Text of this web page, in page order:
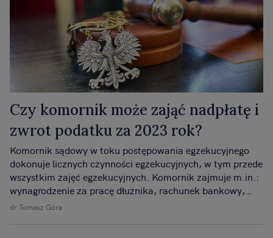
Czy komornik może zająć nadpłatę i
zwrot podatku za 2023 rok?
dr Tomasz Góra
Komornik sądowy w toku postępowania egzekucyjnego
dokonuje licznych czynności egzekucyjnych, w tym przede
wszystkim zajęć egzekucyjnych. Komornik zajmuje m.in.:
wynagrodzenie za pracę dłużnika, rachunek bankowy,
świadczenie emerytalne oraz dokonuje zajęcia innych